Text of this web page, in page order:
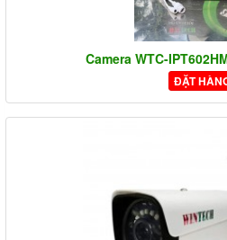
Camera WTC-
ĐẶT